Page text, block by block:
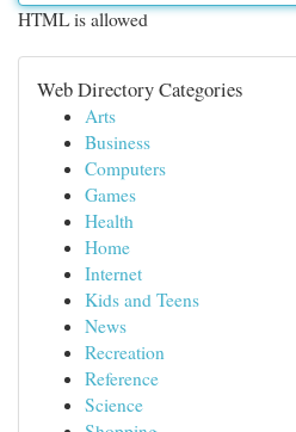
HTML is allowed
Web Directory Categories
Arts
Business
Computers
Games
Health
Home
Internet
Kids and Teens
News
Recreation
Reference
Science